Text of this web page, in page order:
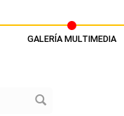
GALERÍA MULTIMEDIA